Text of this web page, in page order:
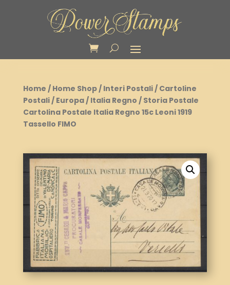
Home / Home Shop/ Interi Postali/ Cartoline
Postali/ Europa/ Italia Regno / Storia Postale
Cartolina Postale Italia Regno 15c Leoni 1919
Tassello FIMO